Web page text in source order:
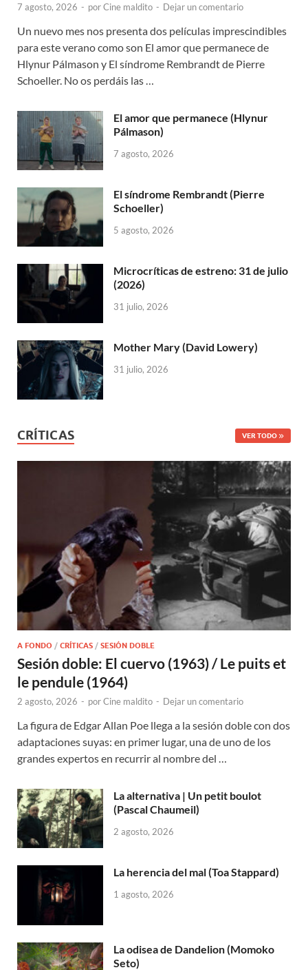
7 agosto, 2026 - porCine maldito - Dejar un comentario
Un nuevo mes nos presenta dos películas imprescindibles
para este verano como son El amor que permanece de
Hlynur Pálmason y El síndrome Rembrandt de Pierre
Schoeller. No os perdáis las …
El amor que permanece (Hlynur
Pálmason)
7 agosto, 2026
El síndrome Rembrandt (Pierre
Schoeller)
5 agosto, 2026
Microcríticas de estreno: 31 de julio
(2026)
31 julio, 2026
Mother Mary (David Lowery)
31 julio, 2026
CRÍTICAS VER TODO
A FONDO / CRÍTICAS / SESIÓN DOBLE
Sesión doble: El cuervo (1963) / Le puits et
le pendule (1964)
2 agosto, 2026 - porCine maldito - Dejar un comentario
La figura de Edgar Allan Poe llega a la sesión doble con dos
adaptaciones suyas: en primer lugar, una de uno de los
grandes expertos en recurrir al nombre del …
La alternativa | Un petit boulot
(Pascal Chaumeil)
2 agosto, 2026
La herencia del mal (Toa Stappard)
1 agosto, 2026
La odisea de Dandelion (Momoko
Seto)